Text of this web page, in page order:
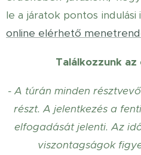
le a járatok pontos indulási
online elérhető
Találkozzunk
- A túrán minden
részt. A jelentkezés a
elfogadását jelenti. Az
viszontagságok